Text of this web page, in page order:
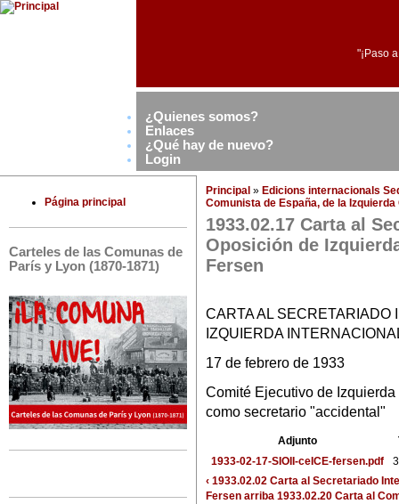
"¡Paso
¿Quienes somos?
Enlaces
¿Qué hay de nuevo?
Login
Página principal
Carteles de las Comunas de
París y Lyon (1870-1871)
Principal » Edicions internacionals
Comunista de España, de la
1933.02.17 Carta al
Oposición de
Fersen
CARTA AL SECRETARIADO
IZQUIERDA
17 de febrero de 1933
Comité Ejecutivo de
como secretario "accidental"
Adjunto
1933-02-17-SIOII-ceICE-fersen.pdf
‹ 1933.02.02 Carta al Secretariado
Fersen arriba 1933.02.20 Carta al